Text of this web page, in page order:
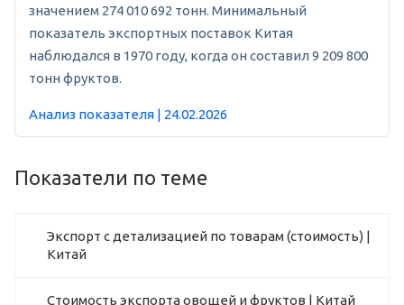
значением 274 010 692 тонн. Минимальный
показатель экспортных поставок Китая
наблюдался в 1970 году, когда он составил 9 209 800
тонн фруктов.
Анализ показателя | 24.02.2026
Показатели по теме
Экспорт с детализацией по товарам (стоимость) |
Китай
Стоимость экспорта овощей и фруктов | Китай